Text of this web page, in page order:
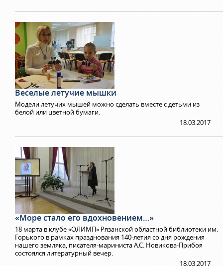
Веселые летучие мышки
Модели летучих мышей можно сделать вместе с детьми из
белой или цветной бумаги.
18.03.2017
«Море стало его вдохновением…»
18 марта в клубе «ОЛИМП» Рязанской областной библиотеки им.
Горького в рамках празднования 140-летия со дня рождения
нашего земляка, писателя-мариниста А.С. Новикова-Прибоя
состоялся литературный вечер.
18.03.2017